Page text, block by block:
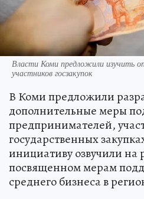
Власти Коми предложили изучить
участников госзакупок
В Коми предложили
дополнительные меры
предпринимателей,
государственных
инициативу озвучили
посвященном мерам
среднего бизнеса в